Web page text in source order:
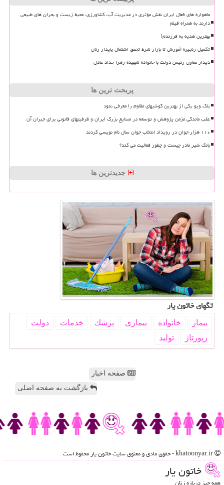
ماهواره های فعال ایران نقش مؤثری در مدیریت آب، کشاورزی، محیط زیست و بحران های طبیعی
دارند به همراه فیلم
بهترین هدیه به فرزندم!
تکمیل زنجیره آموزش تا بازار شرط تحقق اشتغال پایدار زنان
دیدار معاون رئیس دولت با خانواده شهیده زهرا حداد عادل
پربحث ترین ها
بلک ویو یکی از بهترین گوشیهای مقاوم را معرفی نمود
عقب ماندگی مزمن پژوهش و توسعه در صنایع بزرگ ایران و ظرفیتهای قانونی برای جبران آن
۱۱۰ هزار جوان در رویداد انتخاب جوان سال نام نویسی کردند
بانک شیر مادر چیست و چطور فعالیت می کند؟
جدیدترین ها
تگهای خاتون یار
بیمار خانواده بیماری پزشك خدمات
دولت
رپورتاژ
تولید
صفحه اخبار
بازگشت به صفحه اصلی
خاتون یار
همه چیز درباره زنان